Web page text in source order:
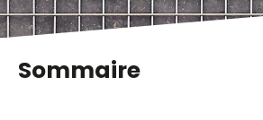
Sommaire